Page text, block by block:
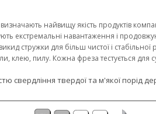
найвищу якість продуктів
екстремальні навантаження і
стружки для більш чистої і
пилу. Кожна фреза тестується для
свердління твердої та м'якої порід